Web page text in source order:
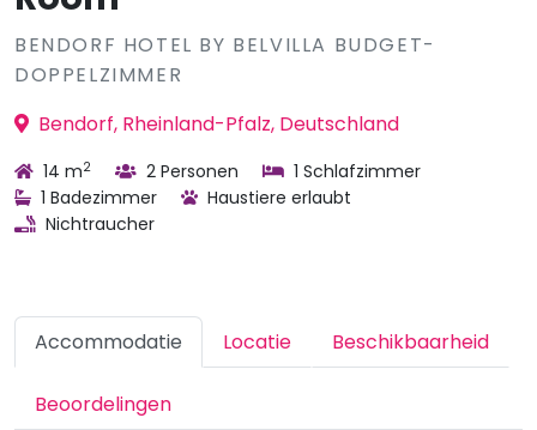
BENDORF HOTEL BY BELVILLA BUDGET-
DOPPELZIMMER
Bendorf, Rheinland-Pfalz, Deutschland
14 m2 2 Personen
1 Schlafzimmer
1 Badezimmer
Haustiere erlaubt
Nichtraucher
Accommodatie Locatie Beschikbaarheid
Beoordelingen